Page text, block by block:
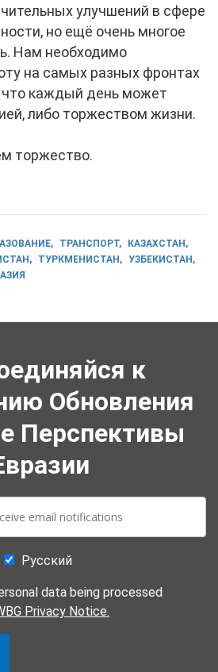
улучшений в сфере
но ещё очень многое
Нам необходимо
на самых разных фронтах
что каждый день может
либо торжеством жизни.
торжество.
ТРАНСПОРТ
КАЗАХСТАН
ТУРКМЕНИСТАН
УЗБЕКИСТАН
к
Обновления
Перспективы
Русский
data being processed
Privacy Notice.